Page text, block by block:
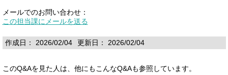
メールでのお問い合わせ：
この担当課にメールを送る
作成日： 2026/02/04 更新日： 2026/02/04
このQ&Aを見た人は、他にもこんなQ&Aも参照しています。